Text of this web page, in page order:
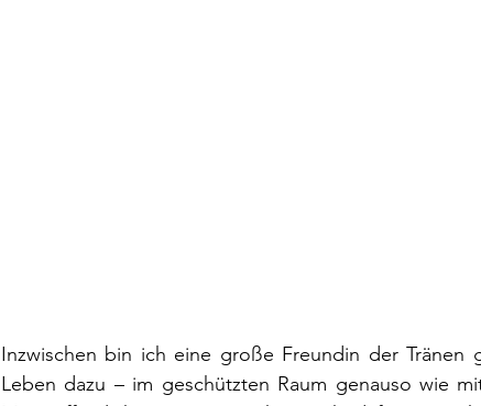
Inzwischen bin ich eine große Freundin der Tränen
Leben dazu – im geschützten Raum genauso wie